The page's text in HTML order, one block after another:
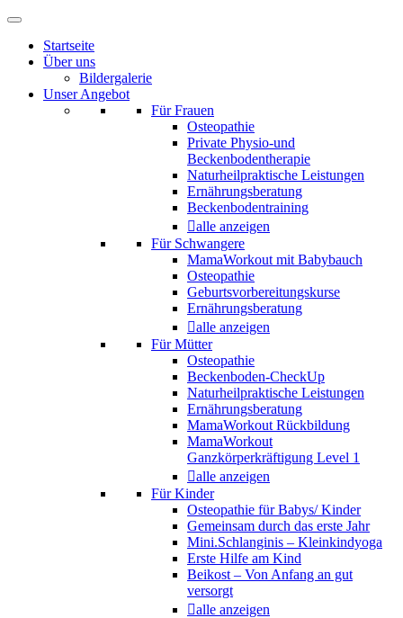
Startseite
Über uns
Bildergalerie
Unser Angebot
Für Frauen
Osteopathie
Private Physio-und
Beckenbodentherapie
Naturheilpraktische Leistungen
Ernährungsberatung
Beckenbodentraining
alle anzeigen
Für Schwangere
MamaWorkout mit Babybauch
Osteopathie
Geburtsvorbereitungskurse
Ernährungsberatung
alle anzeigen
Für Mütter
Osteopathie
Beckenboden-CheckUp
Naturheilpraktische Leistungen
Ernährungsberatung
MamaWorkout Rückbildung
MamaWorkout
Ganzkörperkräftigung Level 1
alle anzeigen
Für Kinder
Osteopathie für Babys/ Kinder
Gemeinsam durch das erste Jahr
Mini.Schlanginis – Kleinkindyoga
Erste Hilfe am Kind
Beikost – Von Anfang an gut
versorgt
alle anzeigen